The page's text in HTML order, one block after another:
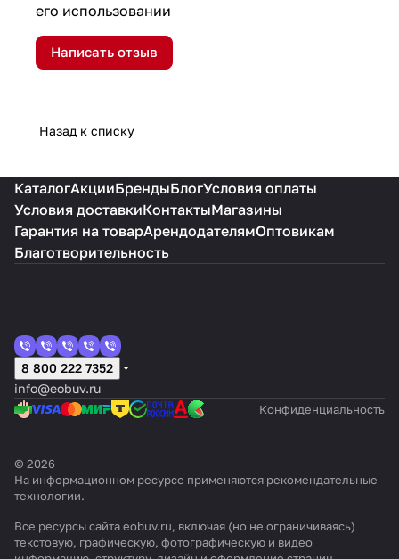
его использовании
Написать отзыв
Назад к списку
КаталогАкцииБрендыБлогУсловия оплаты
Условия доставкиКонтактыМагазины
Гарантия на товарАрендодателямОптовикам
Благотворительность
8 800 222 7352
info@eobuv.ru
Конфиденциальность
© 2026
На информационном ресурсе применяются рекомендательные
технологии.
Все ресурсы сайта eobuv.ru, включая (но не ограничиваясь)
текстовую, графическую, фотографическую и видео